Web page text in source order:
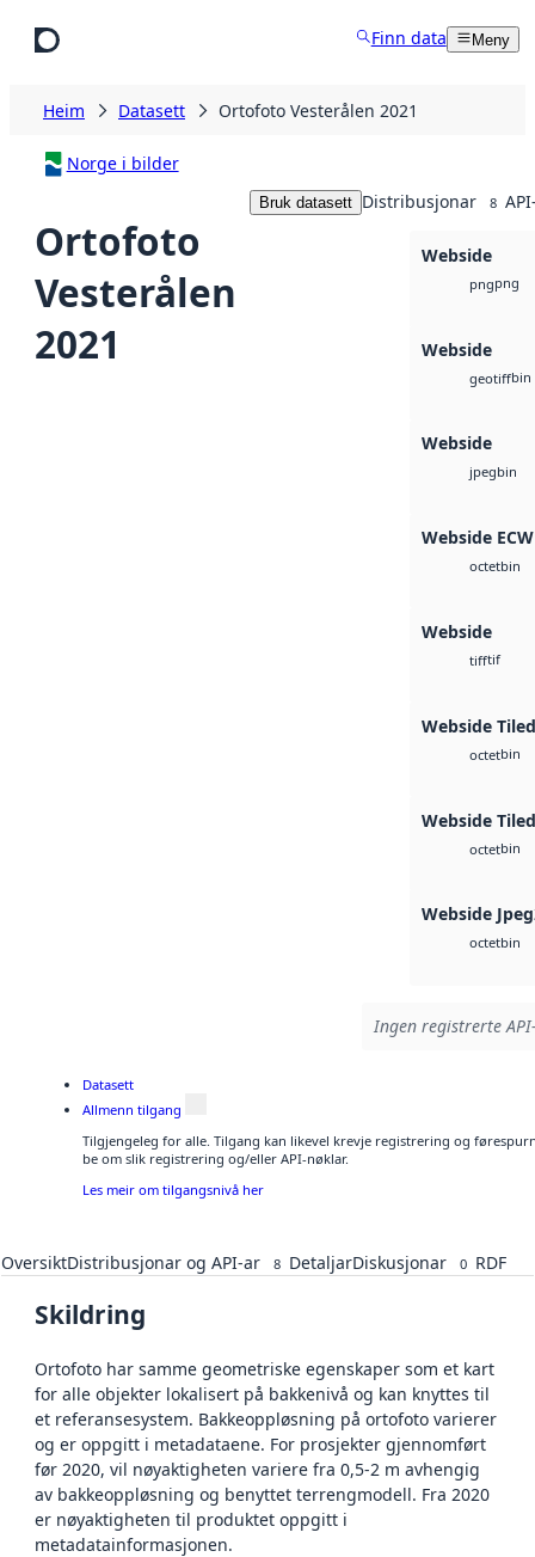
Finn data Meny
Heim Datasett Ortofoto Vesterålen 2021
Norge i bilder
Ortofoto
Vesterålen
2021
Bruk datasett Distribusjonar 8
Webside
pngpng
Webside
geotiffbin
Webside
jpegbin
Webside ECW
octetbin
Webside
tifftif
Webside
octetbin
Webside
octetbin
Webside
octetbin
Ingen registrerte
Datasett
Allmenn tilgang
Tilgjengeleg for alle. Tilgang kan likevel krevje registrering og
be om slik registrering og/eller API-nøklar.
Les meir om tilgangsnivå her
OversiktDistribusjonar og API-ar 8 DetaljarDiskusjonar 0 RDF
Skildring
Ortofoto har samme geometriske egenskaper som et kart
for alle objekter lokalisert på bakkenivå og kan knyttes til
et referansesystem. Bakkeoppløsning på ortofoto varierer
og er oppgitt i metadataene. For prosjekter gjennomført
før 2020, vil nøyaktigheten variere fra 0,5-2 m avhengig
av bakkeoppløsning og benyttet terrengmodell. Fra 2020
er nøyaktigheten til produktet oppgitt i
metadatainformasjonen.